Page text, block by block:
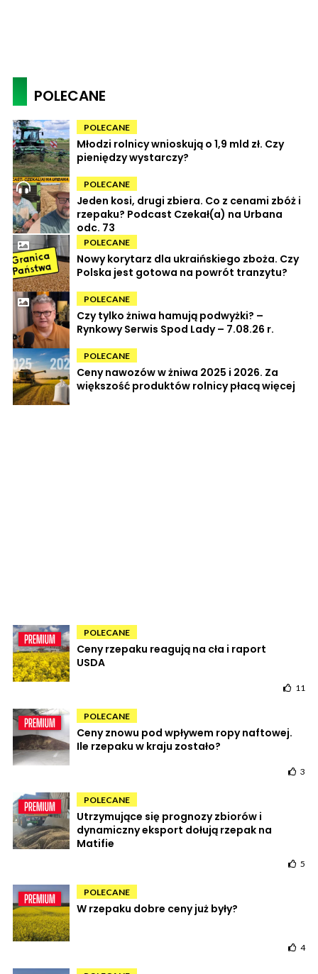
POLECANE
POLECANE
Młodzi rolnicy wnioskują o 1,9 mld zł. Czy
pieniędzy wystarczy?
POLECANE
Jeden kosi, drugi zbiera. Co z cenami zbóż i
rzepaku? Podcast Czekał(a) na Urbana
odc. 73
POLECANE
Nowy korytarz dla ukraińskiego zboża. Czy
Polska jest gotowa na powrót tranzytu?
POLECANE
Czy tylko żniwa hamują podwyżki? –
Rynkowy Serwis Spod Lady – 7.08.26 r.
POLECANE
Ceny nawozów w żniwa 2025 i 2026. Za
większość produktów rolnicy płacą więcej
POLECANE
Ceny rzepaku reagują na cła i raport
USDA
11
POLECANE
Ceny znowu pod wpływem ropy naftowej.
Ile rzepaku w kraju zostało?
3
POLECANE
Utrzymujące się prognozy zbiorów i
dynamiczny eksport dołują rzepak na
Matifie
5
POLECANE
W rzepaku dobre ceny już były?
4